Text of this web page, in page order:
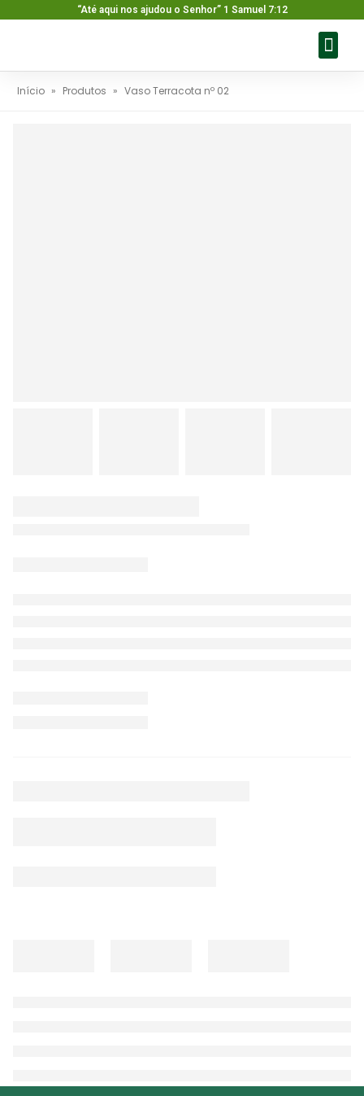
“Até aqui nos ajudou o Senhor” 1 Samuel 7:12
Início » Produtos » Vaso Terracota nº 02